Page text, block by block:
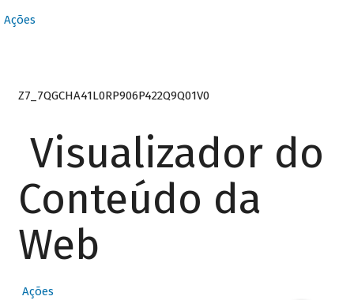
Ações
Z7_7QGCHA41L0RP906P422Q9Q01V0
Visualizador do
Conteúdo da
Web
Ações